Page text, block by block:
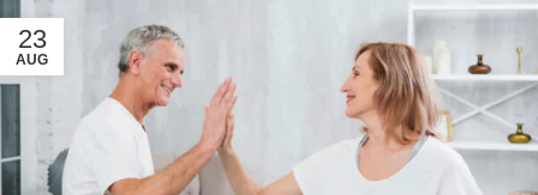
23
AUG